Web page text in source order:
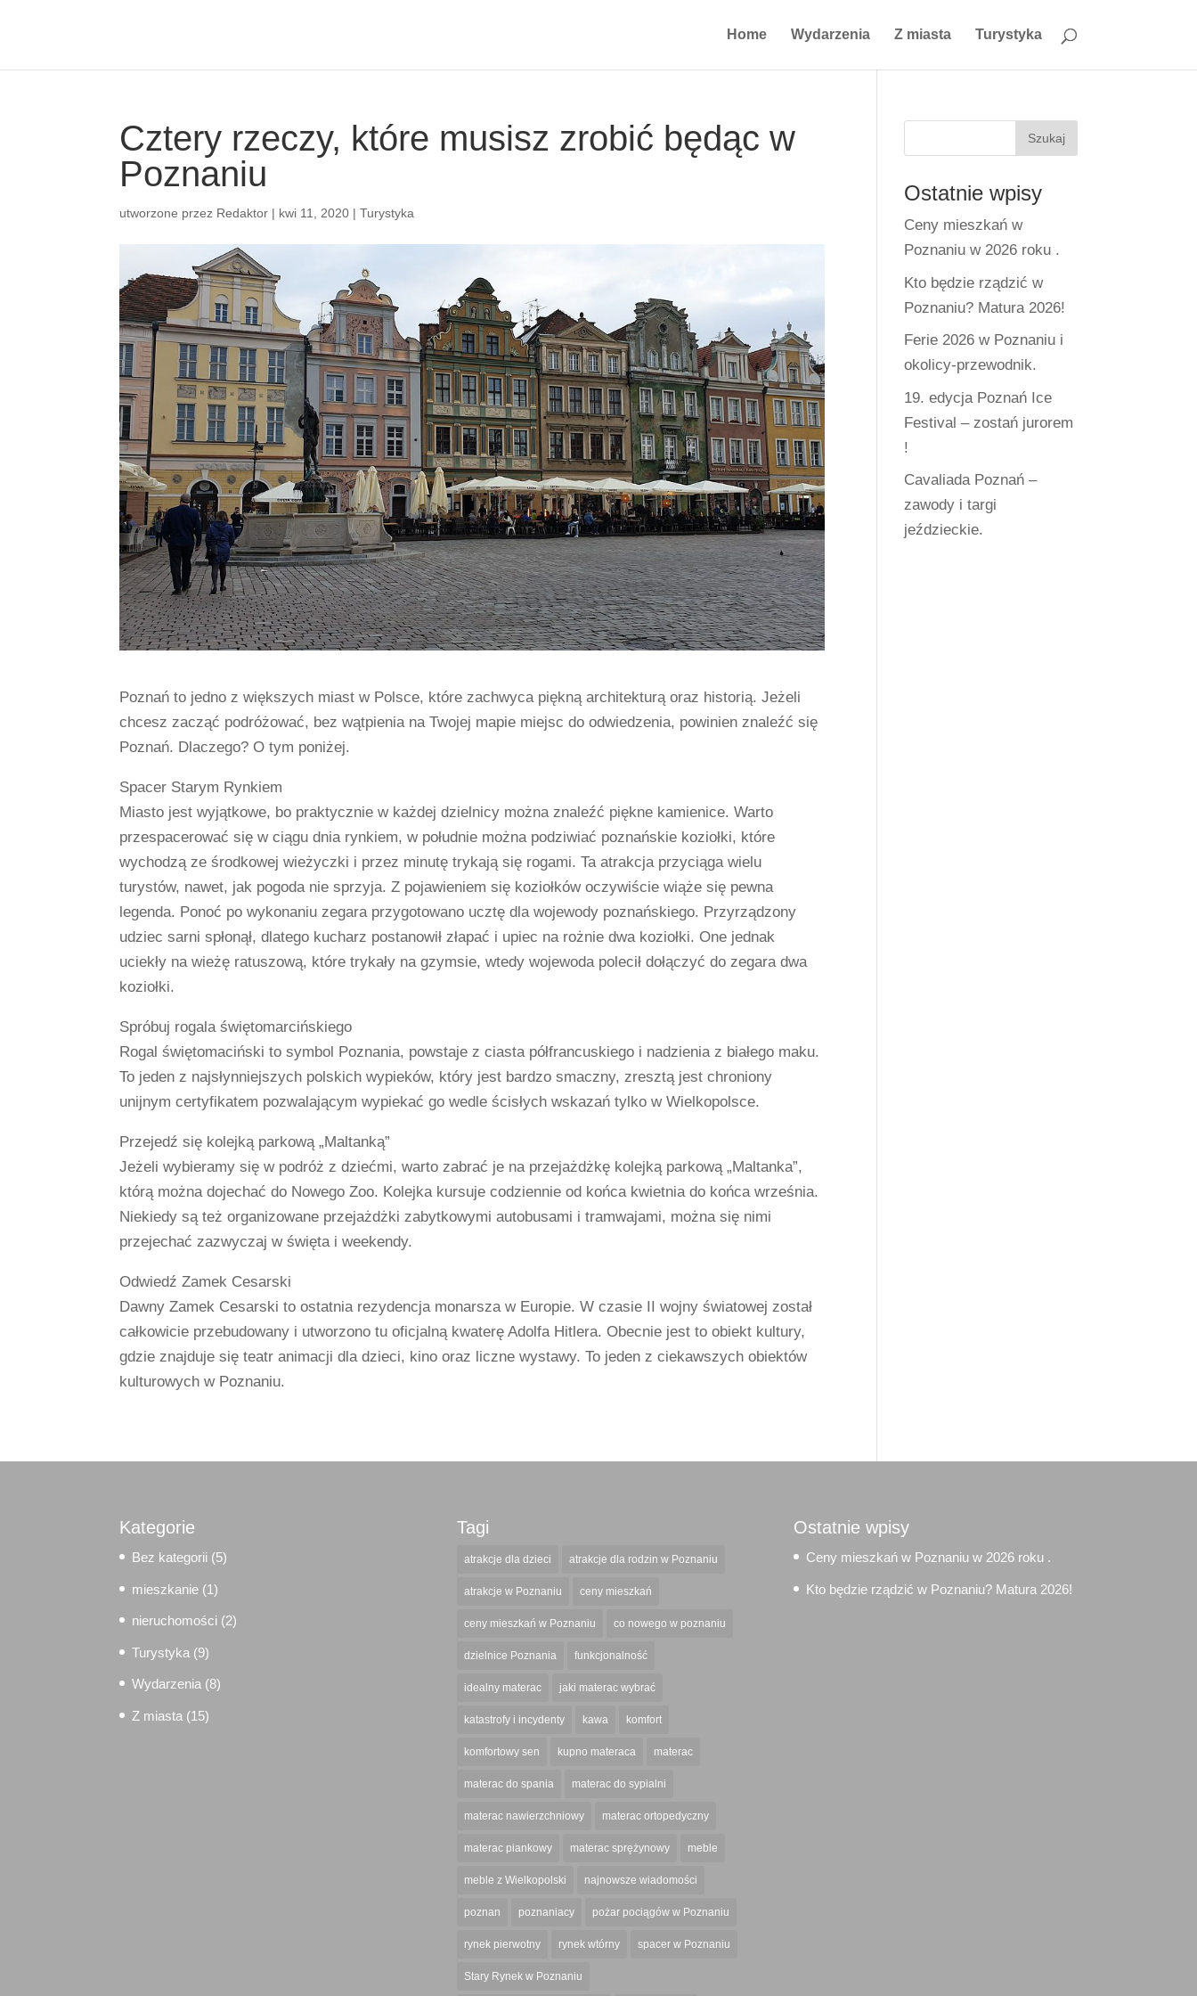
Home Wydarzenia Z miasta Turystyka
Cztery rzeczy, które musisz zrobić będąc w
Poznaniu
utworzone przez Redaktor | kwi 11, 2020 |Turystyka
Poznań to jedno z większych miast w Polsce, które zachwyca piękną architekturą oraz historią. Jeżeli
chcesz zacząć podróżować, bez wątpienia na Twojej mapie miejsc do odwiedzenia, powinien znaleźć się
Poznań. Dlaczego? O tym poniżej.
Spacer Starym Rynkiem
Miasto jest wyjątkowe, bo praktycznie w każdej dzielnicy można znaleźć piękne kamienice. Warto
przespacerować się w ciągu dnia rynkiem, w południe można podziwiać poznańskie koziołki, które
wychodzą ze środkowej wieżyczki i przez minutę trykają się rogami. Ta atrakcja przyciąga wielu
turystów, nawet, jak pogoda nie sprzyja. Z pojawieniem się koziołków oczywiście wiąże się pewna
legenda. Ponoć po wykonaniu zegara przygotowano ucztę dla wojewody poznańskiego. Przyrządzony
udziec sarni spłonął, dlatego kucharz postanowił złapać i upiec na rożnie dwa koziołki. One jednak
uciekły na wieżę ratuszową, które trykały na gzymsie, wtedy wojewoda polecił dołączyć do zegara dwa
koziołki.
Spróbuj rogala świętomarcińskiego
Rogal świętomaciński to symbol Poznania, powstaje z ciasta półfrancuskiego i nadzienia z białego maku.
To jeden z najsłynniejszych polskich wypieków, który jest bardzo smaczny, zresztą jest chroniony
unijnym certyfikatem pozwalającym wypiekać go wedle ścisłych wskazań tylko w Wielkopolsce.
Przejedź się kolejką parkową „Maltanką”
Jeżeli wybieramy się w podróż z dziećmi, warto zabrać je na przejażdżkę kolejką parkową „Maltanka”,
którą można dojechać do Nowego Zoo. Kolejka kursuje codziennie od końca kwietnia do końca września.
Niekiedy są też organizowane przejażdżki zabytkowymi autobusami i tramwajami, można się nimi
przejechać zazwyczaj w święta i weekendy.
Odwiedź Zamek Cesarski
Dawny Zamek Cesarski to ostatnia rezydencja monarsza w Europie. W czasie II wojny światowej został
całkowicie przebudowany i utworzono tu oficjalną kwaterę Adolfa Hitlera. Obecnie jest to obiekt kultury,
gdzie znajduje się teatr animacji dla dzieci, kino oraz liczne wystawy. To jeden z ciekawszych obiektów
kulturowych w Poznaniu.
Ostatnie wpisy
Ceny mieszkań w
Poznaniu w 2026 roku .
Kto będzie rządzić w
Poznaniu? Matura 2026!
Ferie 2026 w Poznaniu i
okolicy-przewodnik.
19. edycja Poznań Ice
Festival – zostań jurorem
!
Cavaliada Poznań –
zawody i targi
jeździeckie.
Kategorie
Bez kategorii (5)
mieszkanie (1)
nieruchomości (2)
Turystyka (9)
Wydarzenia(8)
Z miasta (15)
Tagi
atrakcje dla dzieci atrakcje dla rodzin w Poznaniu
atrakcje w Poznaniu ceny mieszkań
ceny mieszkań w Poznaniu co nowego w poznaniu
dzielnice Poznania funkcjonalność
idealny materac jaki materac wybrać
katastrofy i incydenty kawa komfort
komfortowy sen kupno materaca materac
materac do spania materac do sypialni
materac nawierzchniowy materac ortopedyczny
materac piankowy materac sprężynowy meble
meble z Wielkopolski najnowsze wiadomości
poznan poznaniacy pożar pociągów w Poznaniu
rynek pierwotny rynek wtórny spacer w Poznaniu
Stary Rynek w Poznaniu
Ostatnie wpisy
Ceny mieszkań w Poznaniu w 2026 roku .
Kto będzie rządzić w Poznaniu? Matura 2026!